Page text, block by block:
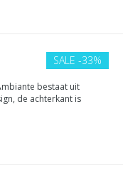
SALE -33%
bestaat uit
de achterkant is
100% katoen en